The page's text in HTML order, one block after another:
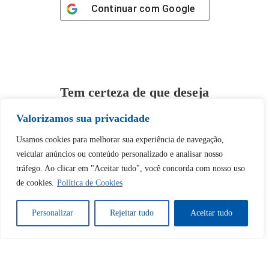
Valorizamos sua privacidade
Usamos cookies para melhorar sua experiência de navegação,
veicular anúncios ou conteúdo personalizado e analisar nosso
tráfego. Ao clicar em "Aceitar tudo", você concorda com nosso uso
de cookies. Política de Cookies
Personalizar Rejeitar tudo Aceitar tudo
Continuar com Google
Tem certeza de que deseja
Desbloquear esquerda : 0
Sim